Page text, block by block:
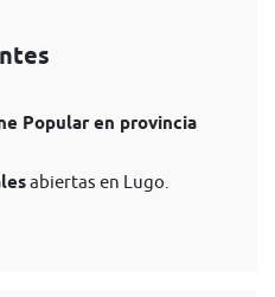
Popular en provincia
abiertas en Lugo.